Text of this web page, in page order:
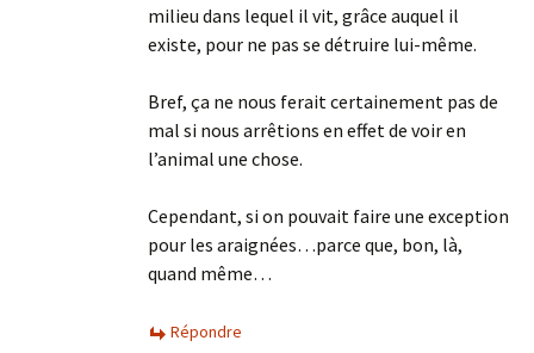
milieu dans lequel il vit, grâce auquel il
existe, pour ne pas se détruire lui-même.
Bref, ça ne nous ferait certainement pas de
mal si nous arrêtions en effet de voir en
l’animal une chose.
Cependant, si on pouvait faire une exception
pour les araignées…parce que, bon, là,
quand même…
Répondre